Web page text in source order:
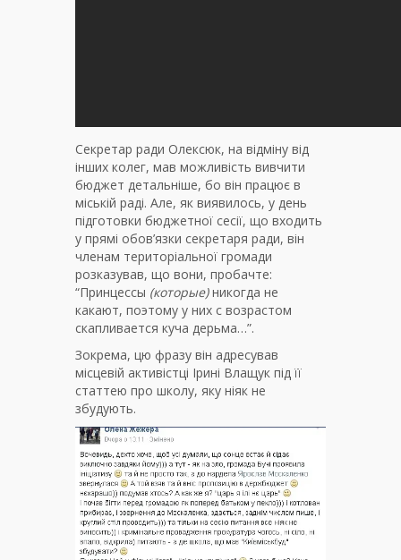
Секретар ради Олексюк, на відміну від
інших колег, мав можливість вивчити
бюджет детальніше, бо він працює в
міській раді. Але, як виявилось, у день
підготовки бюджетної сесії, що входить
у прямі обов’язки секретаря ради, він
членам територіальної громади
розказував, що вони, пробачте:
“Принцессы (которые)никогда не
какают, поэтому у них с возрастом
скапливается куча дерьма…”.
Зокрема, цю фразу він адресував
місцевій активістці Ірині Влащук під її
статтею про школу, яку ніяк не
збудують.